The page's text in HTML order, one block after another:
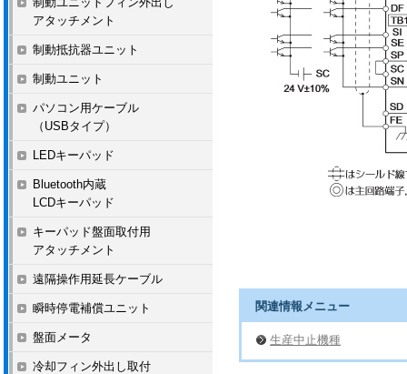
関連情報メニュー
生産中止機種
アタッチメント
制動抵抗器ユニット
制動ユニット
パソコン用ケーブル
（USBタイプ）
LEDキーパッド
Bluetooth内蔵
LCDキーパッド
キーパッド盤面取付用
アタッチメント
遠隔操作用延長ケーブル
瞬時停電補償ユニット
盤面メータ
冷却フィン外出し取付